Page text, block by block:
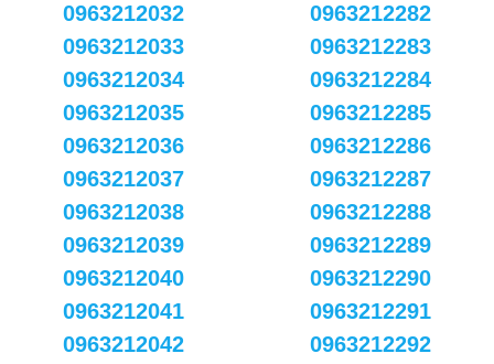
0963212032
0963212033
0963212034
0963212035
0963212036
0963212037
0963212038
0963212039
0963212040
0963212041
0963212042
0963212282
0963212283
0963212284
0963212285
0963212286
0963212287
0963212288
0963212289
0963212290
0963212291
0963212292